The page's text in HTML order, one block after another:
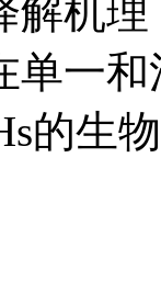
解机
单一
的生